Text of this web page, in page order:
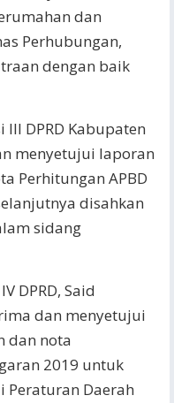
dan
Perhubungan,
dengan baik
III DPRD Kabupaten
menyetujui laporan
Perhitungan APBD
disahkan
sidang
DPRD, Said
dan menyetujui
dan nota
2019 untuk
Peraturan Daerah